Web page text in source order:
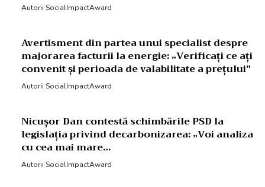
Autorii SocialImpactAward
Avertisment din partea unui specialist despre
majorarea facturii la energie: „Verificați ce ați
convenit și perioada de valabilitate a prețului”
Autorii SocialImpactAward
Nicușor Dan contestă schimbările PSD la
legislația privind decarbonizarea: „Voi analiza
cu cea mai mare…
Autorii SocialImpactAward